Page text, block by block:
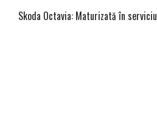
Skoda Octavia: Maturizată în serviciu